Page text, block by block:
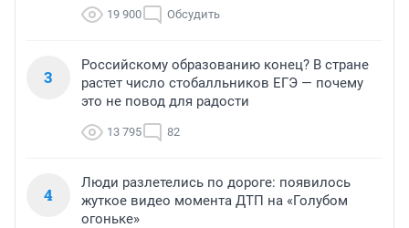
19 900 Обсудить
3
Российскому образованию конец? В стране
растет число стобалльников ЕГЭ — почему
это не повод для радости
13 795 82
4
Люди разлетелись по дороге: появилось
жуткое видео момента ДТП на «Голубом
огоньке»